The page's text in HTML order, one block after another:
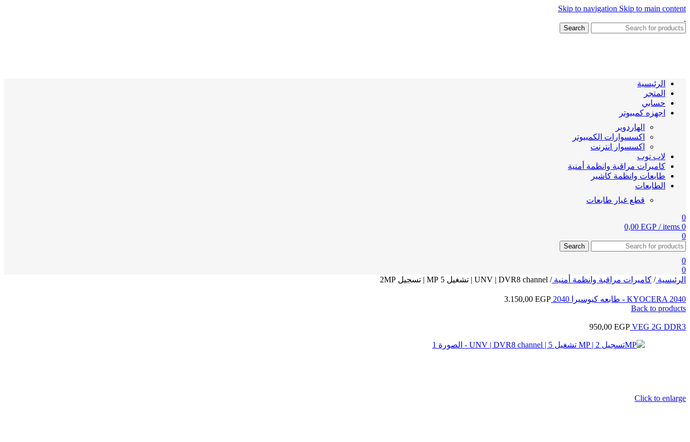
Skip to navigation Skip to main content
Search
الرئيسية
المتجر
حسابي
اجهزه كمبيوتر
الهاردوير
اكسسوارات الكمبيوتر
اكسسوار انترنت
لاب توب
كاميرات مراقبة وانظمة أمنية
طابعات وانظمة كاشير
الطابعات
قطع غيار طابعات
0
0
items
/
0,00 EGP
0
Search
0
0
الرئيسية/ كاميرات مراقبة وانظمة أمنية/ UNV | DVR8 channel | تشغيل 5 MP | تسجيل 2MP
KYOCERA 2040 - طابعه كيوسيرا 2040 3.150,00 EGP
Back to products
VEG 2G DDR3
950,00 EGP
Click to enlarge